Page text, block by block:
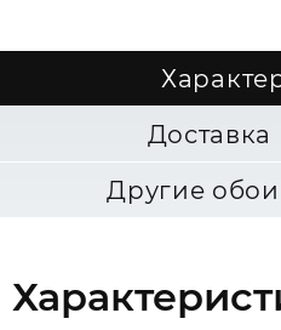
Доставка
Другие